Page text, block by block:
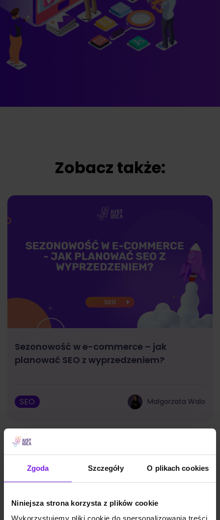
Zgoda Szczegóły O plikach cookies
Niniejsza strona korzysta z plików cookie
Wykorzystujemy pliki cookie do spersonalizowania treści
Zobacz także:
Sezonowość w e-commerce – jak
planować SEO z wyprzedzeniem?
SEO Małgorzata Walo